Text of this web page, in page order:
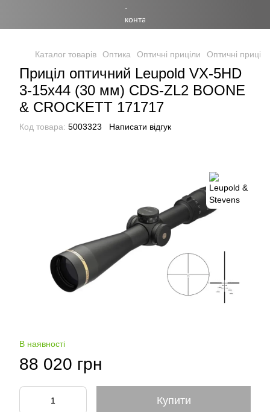
Каталог товарів Оптика Оптичні приціли Оптичні
Приціл оптичний Leupold VX-5HD
3-15x44 (30 мм) CDS-ZL2 BOONE
& CROCKETT 171717
Код товара: 5003323 Написати відгук
В наявності
88 020 грн
Купити